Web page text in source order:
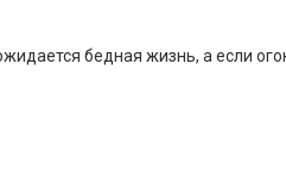
бедная жизнь, а если